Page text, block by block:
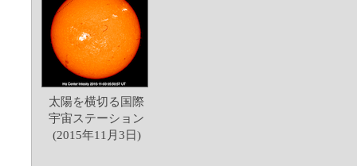
太陽を横切る国際
宇宙ステーション
(2015年11月3日)